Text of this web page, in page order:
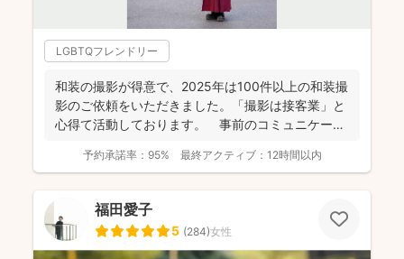
LGBTQフレンドリー
和装の撮影が得意で、2025年は100件以上の和装撮
影のご依頼をいただきました。「撮影は接客業」と
心得て活動しております。 事前のコミュニケーシ
予約承諾率： 95% 最終アクティブ： 12時間以内
福田愛子
5 (284)女性